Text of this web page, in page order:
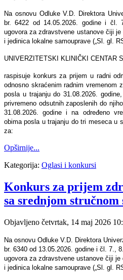
Na osnovu Odluke V.D. Direktora
br. 6422 od 14.05.2026. godine i čl.
ugovora za zdravstvene ustanove čiji
i jedinica lokalne samouprave („Sl. gl.
UNIVERZITETSKI KLINIČKI CENTAR
raspisuje konkurs za prijem u radni
odnosno skraćenim radnim vremenom
posla u trajanju do 31.08.2026.
privremeno odsutnih zaposlenih do
31.08.2026. godine i na određeno
obima posla u trajanju do tri meseca u
za:
Opširnije...
Kategorija: Oglasi i konkursi
Konkurs za prijem
sa srednjom stručnom
Objavljeno četvrtak, 14 maj 2026
Na osnovu Odluke V.D. Direktora
br. 6340 od 13.05.2026. godine i čl. 7.,
ugovora za zdravstvene ustanove čiji
i jedinica lokalne samouprave („Sl. gl.